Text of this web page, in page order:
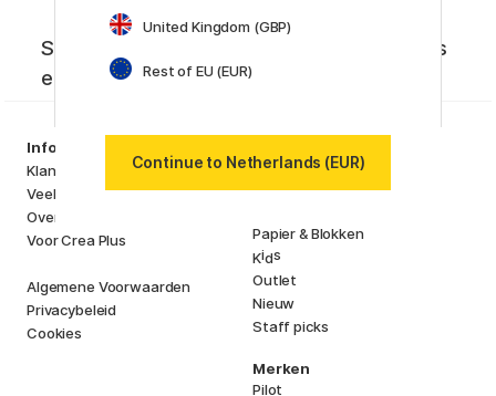
Schrijf je in voor onze nieuwsbrief. Nieuws
en aanbiedingen die je niet wilt missen!
Information
Klantenservice
Veelgestelde Vragen
Over ons
Voor Crea Plus
Algemene Voorwaarden
Privacybeleid
Cookies
Kunstenaarsmateriaal
Creëren & Hobby
Papier & Blokken
Kids
Outlet
Nieuw
Staff picks
Merken
Pilot
United Kingdom (GBP)
Rest of EU (EUR)
Continue to Netherlands (EUR)